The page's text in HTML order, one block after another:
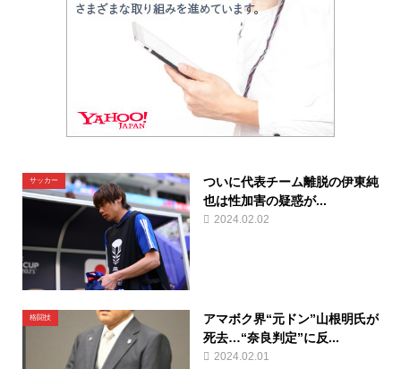
サッカー
ついに代表チーム離脱の伊東純
也は性加害の疑惑が...
2024.02.02
格闘技
アマボク界“元ドン”山根明氏が
死去…“奈良判定”に反...
2024.02.01